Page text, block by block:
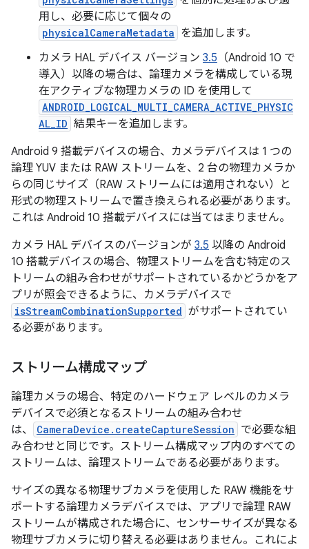
用し、必要に応じて個々の
physicalCameraMetadata を追加します。
カメラ HAL デバイス バージョン 3.5 （Android 10 で
導入）以降の場合は、論理カメラを構成している現
在アクティブな物理カメラの ID を使用して
ANDROID_LOGICAL_MULTI_CAMERA_ACTIVE_PHYSIC
AL_ID 結果キーを追加します。
Android 9 搭載デバイスの場合、カメラデバイスは 1 つの
論理 YUV または RAW ストリームを、2 台の物理カメラか
らの同じサイズ（RAW ストリームには適用されない）と
形式の物理ストリームで置き換えられる必要があります。
これは Android 10 搭載デバイスには当てはまりません。
カメラ HAL デバイスのバージョンが 3.5 以降の Android
10 搭載デバイスの場合、物理ストリームを含む特定のス
トリームの組み合わせがサポートされているかどうかをア
プリが照会できるように、カメラデバイスで
isStreamCombinationSupported がサポートされてい
る必要があります。
ストリーム構成マップ
論理カメラの場合、特定のハードウェア レベルのカメラ
デバイスで必須となるストリームの組み合わせ
は、
CameraDevice.createCaptureSession で必要な組
み合わせと同じです。ストリーム構成マップ内のすべての
ストリームは、論理ストリームである必要があります。
サイズの異なる物理サブカメラを使用した RAW 機能をサ
ポートする論理カメラデバイスでは、アプリで論理 RAW
ストリームが構成された場合に、センサーサイズが異なる
物理サブカメラに切り替える必要はありません。これによ